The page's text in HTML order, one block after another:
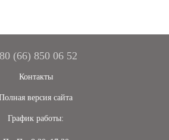
(66) 850 06 52
Контакты
версия сайта
График работы: